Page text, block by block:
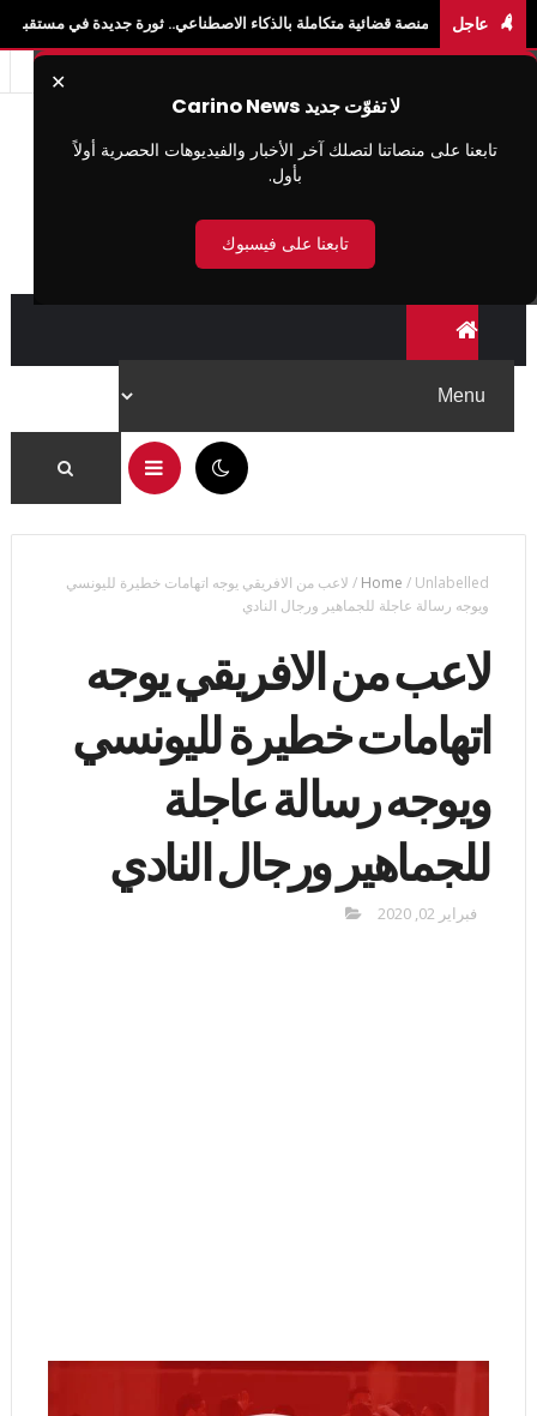
عاجل
منصة قضائية متكاملة بالذكاء الاصطناعي.. ثورة جديدة في مستقبل العدالة الرقمية
✕
لا تفوّت جديد Carino News
تابعنا على منصاتنا لتصلك آخر الأخبار والفيديوهات الحصرية أولاً
بأول.
تابعنا على فيسبوك
Home / Unlabelled
/ لاعب من الافريقي يوجه اتهامات خطيرة لليونسي
ويوجه رسالة عاجلة للجماهير ورجال النادي
لاعب من الافريقي يوجه
اتهامات خطيرة لليونسي
ويوجه رسالة عاجلة
للجماهير ورجال النادي
فبراير 02, 2020